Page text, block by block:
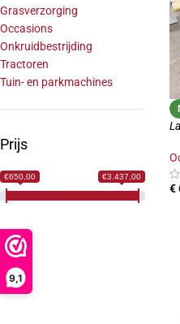
9,1
Grasverzorging
Occasions
Onkruidbestrijding
Tractoren
Tuin- en parkmachines
Prijs
€650,00 €3.437,00
€